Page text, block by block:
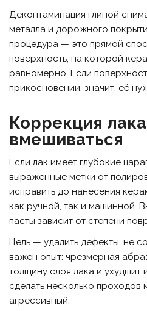
Деконтаминация глиной
металла и дорожного
процедура — это прямой
поверхность, на которой
равномерно. Если
прикосновении, значит, её
Коррекция
вмешиваться
Если лак имеет глубокие
выраженные метки от
исправить до нанесения
как ручной, так и машинной.
пасты зависит от степени
Цель — удалить дефекты, не
важен опыт: чрезмерная
толщину слоя лака и ухудшит
сделать несколько проходов
агрессивный.